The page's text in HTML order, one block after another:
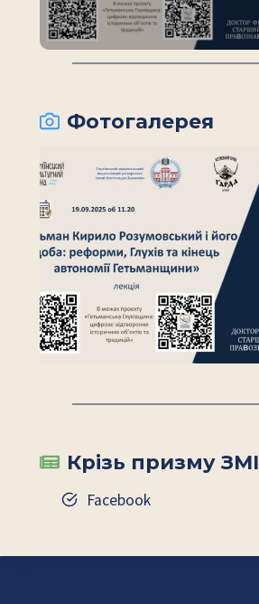
Фотогалерея
Крізь призму ЗМІ
Facebook